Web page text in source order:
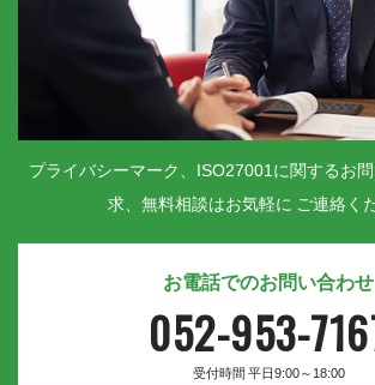
プライバシーマーク、ISO27001に関するお
求、無料相談はお気軽に ご連絡く
お電話でのお問い合わせ
052-953-
受付時間 平日9:00～18:00